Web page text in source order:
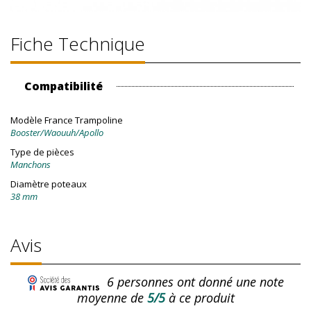
Fiche Technique
Compatibilité
Modèle France Trampoline
Booster/Waouuh/Apollo
Type de pièces
Manchons
Diamètre poteaux
38 mm
Avis
6personnes ont donné une note
moyenne de5/5à ce produit